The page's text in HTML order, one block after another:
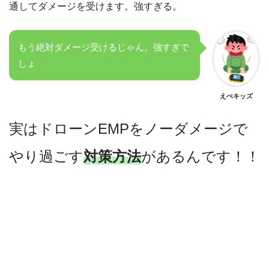
通してダメージを受けます。強すぎる。
もう絶対ダメージ受けるじゃん。強すぎで
しょ
えぺキッズ
実はドローンEMPをノーダメージで
やり過ごす対策方法があるんです！！